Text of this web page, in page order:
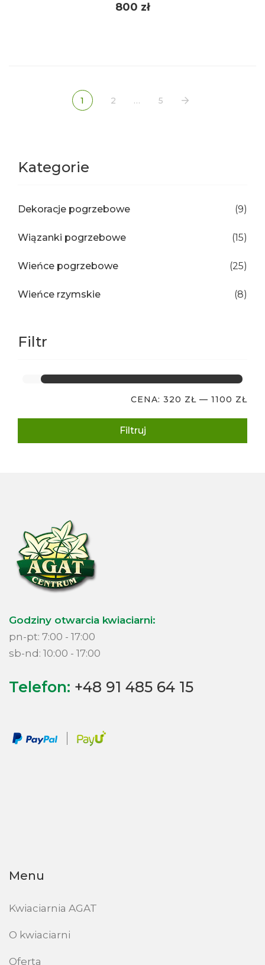
800 zł
1 2 … 5
Kategorie
Dekoracje pogrzebowe (9)
Wiązanki pogrzebowe (15)
Wieńce pogrzebowe (25)
Wieńce rzymskie (8)
Filtr
Filtruj
CENA: 320 ZŁ — 1100 ZŁ
Godziny otwarcia kwiaciarni:
pn-pt: 7:00 - 17:00
sb-nd: 10:00 - 17:00
Telefon: +48 91 485 64 15
Menu
Kwiaciarnia AGAT
O kwiaciarni
Oferta